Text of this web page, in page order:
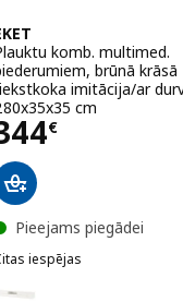
komb. multimed.
brūnā krāsā
imitācija/ar
cm
€ 344€
Pieejams piegādei
iespējas
EKET, Plauktu